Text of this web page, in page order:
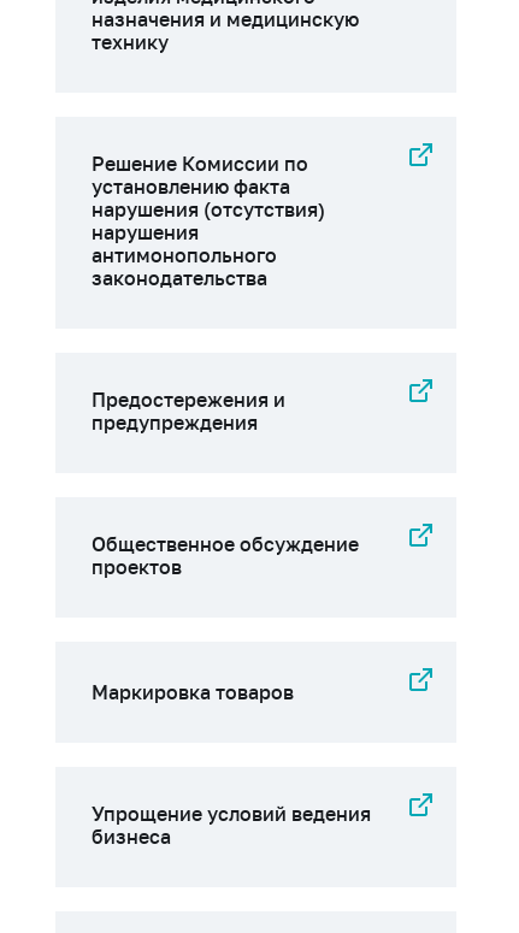
назначения и медицинскую
технику
Решение Комиссии по
установлению факта
нарушения (отсутствия)
нарушения
антимонопольного
законодательства
Предостережения и
предупреждения
Общественное обсуждение
проектов
Маркировка товаров
Упрощение условий ведения
бизнеса